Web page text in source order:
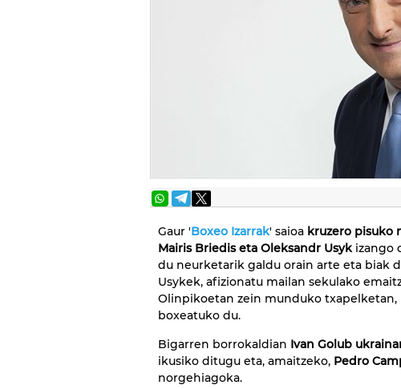
Gaur 'Boxeo Izarrak' saioa kruzero pisuko
Mairis Briedis eta Oleksandr Usykizango
du neurketarik galdu orain arte eta biak
Usykek, afizionatu mailan sekulako
Olinpikoetan zein munduko
boxeatuko du.
Bigarren borrokaldian Ivan Golub
ikusiko ditugu eta, amaitzeko, Pedro
norgehiagoka.